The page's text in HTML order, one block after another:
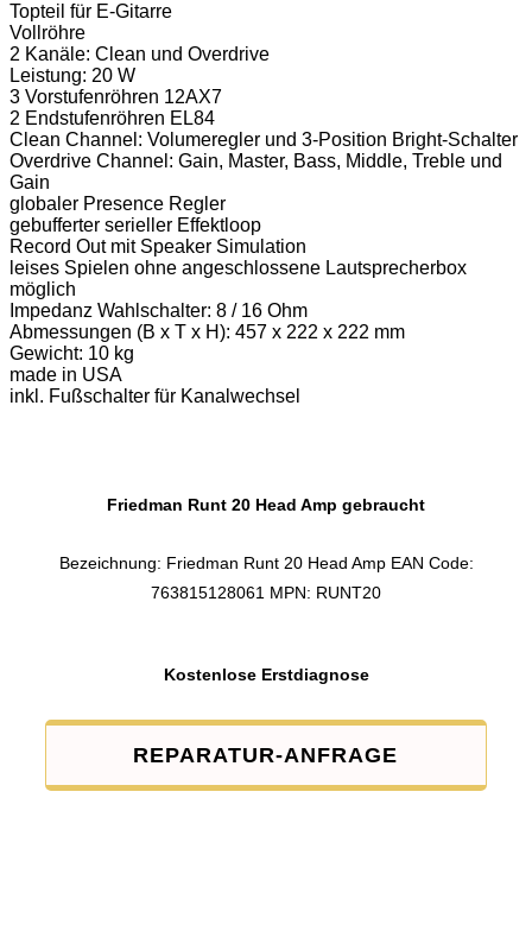
Topteil für E-Gitarre
Vollröhre
2 Kanäle: Clean und Overdrive
Leistung: 20 W
3 Vorstufenröhren 12AX7
2 Endstufenröhren EL84
Clean Channel: Volumeregler und 3-Position Bright-Schalter
Overdrive Channel: Gain, Master, Bass, Middle, Treble und
Gain
globaler Presence Regler
gebufferter serieller Effektloop
Record Out mit Speaker Simulation
leises Spielen ohne angeschlossene Lautsprecherbox
möglich
Impedanz Wahlschalter: 8 / 16 Ohm
Abmessungen (B x T x H): 457 x 222 x 222 mm
Gewicht: 10 kg
made in USA
inkl. Fußschalter für Kanalwechsel
Friedman Runt 20 Head Amp gebraucht
Bezeichnung: Friedman Runt 20 Head Amp EAN Code:
763815128061 MPN: RUNT20
Kostenlose Erstdiagnose
REPARATUR-ANFRAGE